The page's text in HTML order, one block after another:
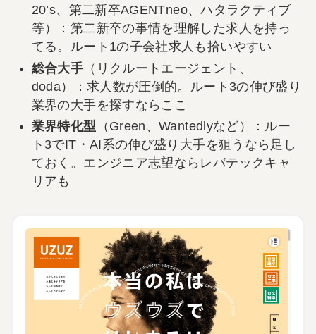
20’s、第二新卒AGENTneo、ハタラクティブ
等）：第二新卒の事情を理解した求人を持っ
てる。ルート1の子会社求人も拾いやすい
総合大手 （リクルートエージェント、
doda）：求人数が圧倒的。ルート3の伸び盛り
業界の大手を探すならここ
業界特化型 （Green、Wantedlyなど）：ルー
ト3でIT・AI系の伸び盛り大手を狙うなら足し
ておく。エンジニア志望ならレバテックキャ
リアも